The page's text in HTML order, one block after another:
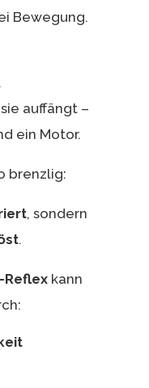
Bewegung.
auffängt –
ein Motor.
brenzlig:
, sondern
.
kann